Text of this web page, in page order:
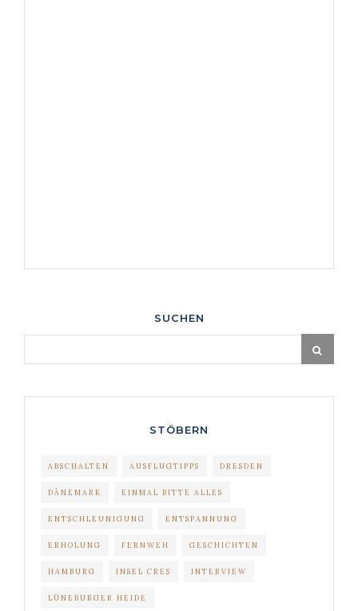
SUCHEN
STÖBERN
ABSCHALTEN AUSFLUGTIPPS DRESDEN
DÄNEMARK EINMAL BITTE ALLES
ENTSCHLEUNIGUNG ENTSPANNUNG
ERHOLUNG FERNWEH GESCHICHTEN
HAMBURG INSEL CRES INTERVIEW
LÜNEBURGER HEIDE